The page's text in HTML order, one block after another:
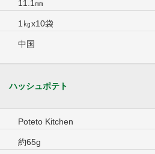
11.1㎜
1㎏x10袋
中国
ハッシュポテト
Poteto Kitchen
約65g